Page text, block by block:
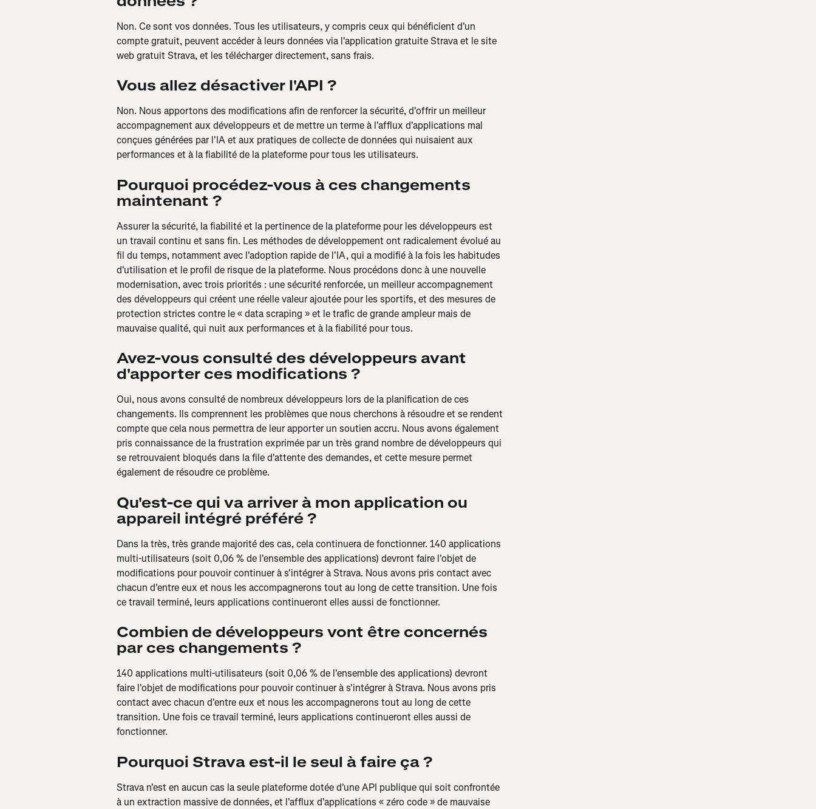
Non. Ce sont vos données. Tous les utilisateurs, y compris ceux qui bénéficient d'un
compte gratuit, peuvent accéder à leurs données via l'application gratuite Strava et le site
web gratuit Strava, et les télécharger directement, sans frais.
Vous allez désactiver l'API ?
Non. Nous apportons des modifications afin de renforcer la sécurité, d'offrir un meilleur
accompagnement aux développeurs et de mettre un terme à l'afflux d'applications mal
conçues générées par l'IA et aux pratiques de collecte de données qui nuisaient aux
performances et à la fiabilité de la plateforme pour tous les utilisateurs.
Pourquoi procédez-vous à ces changements
maintenant ?
Assurer la sécurité, la fiabilité et la pertinence de la plateforme pour les développeurs est
un travail continu et sans fin. Les méthodes de développement ont radicalement évolué au
fil du temps, notamment avec l'adoption rapide de l'IA, qui a modifié à la fois les habitudes
d'utilisation et le profil de risque de la plateforme. Nous procédons donc à une nouvelle
modernisation, avec trois priorités : une sécurité renforcée, un meilleur accompagnement
des développeurs qui créent une réelle valeur ajoutée pour les sportifs, et des mesures de
protection strictes contre le « data scraping » et le trafic de grande ampleur mais de
mauvaise qualité, qui nuit aux performances et à la fiabilité pour tous.
Avez-vous consulté des développeurs avant
d'apporter ces modifications ?
Oui, nous avons consulté de nombreux développeurs lors de la planification de ces
changements. Ils comprennent les problèmes que nous cherchons à résoudre et se rendent
compte que cela nous permettra de leur apporter un soutien accru. Nous avons également
pris connaissance de la frustration exprimée par un très grand nombre de développeurs qui
se retrouvaient bloqués dans la file d'attente des demandes, et cette mesure permet
également de résoudre ce problème.
Qu'est-ce qui va arriver à mon application ou
appareil intégré préféré ?
Dans la très, très grande majorité des cas, cela continuera de fonctionner. 140 applications
multi-utilisateurs (soit 0,06 % de l'ensemble des applications) devront faire l'objet de
modifications pour pouvoir continuer à s'intégrer à Strava. Nous avons pris contact avec
chacun d'entre eux et nous les accompagnerons tout au long de cette transition. Une fois
ce travail terminé, leurs applications continueront elles aussi de fonctionner.
Combien de développeurs vont être concernés
par ces changements ?
140 applications multi-utilisateurs (soit 0,06 % de l'ensemble des applications) devront
faire l'objet de modifications pour pouvoir continuer à s'intégrer à Strava. Nous avons pris
contact avec chacun d'entre eux et nous les accompagnerons tout au long de cette
transition. Une fois ce travail terminé, leurs applications continueront elles aussi de
fonctionner.
Pourquoi Strava est-il le seul à faire ça ?
Strava n'est en aucun cas la seule plateforme dotée d'une API publique qui soit confrontée
à un extraction massive de données, et l'afflux d'applications « zéro code » de mauvaise